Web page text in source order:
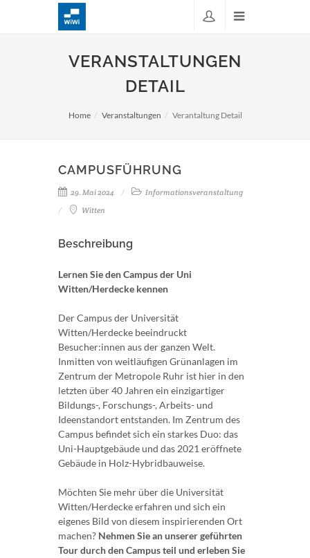
VERANSTALTUNGEN
DETAIL
Home Veranstaltungen Verantaltung Detail
CAMPUSFÜHRUNG
29. Mai 2024
Informationsveranstaltung
Witten
Beschreibung
Lernen Sie den Campus der Uni
Witten/Herdecke kennen
Der Campus der Universität
Witten/Herdecke beeindruckt
Besucher:innen aus der ganzen Welt.
Inmitten von weitläufigen Grünanlagen im
Zentrum der Metropole Ruhr ist hier in den
letzten über 40 Jahren ein einzigartiger
Bildungs-, Forschungs-, Arbeits- und
Ideenstandort entstanden. Im Zentrum des
Campus befindet sich ein starkes Duo: das
Uni-Hauptgebäude und das 2021 eröffnete
Gebäude in Holz-Hybridbauweise.
Möchten Sie mehr über die Universität
Witten/Herdecke erfahren und sich ein
eigenes Bild von diesem inspirierenden Ort
machen? Nehmen Sie an unserer geführten
Tour durch den Campus teil und erleben Sie